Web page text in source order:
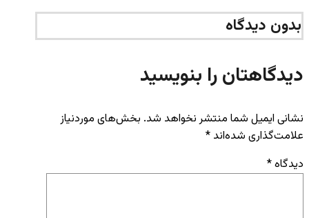
بدون دیدگاه
دیدگاهتان را بنویسید
نشانی ایمیل شما منتشر نخواهد شد. بخش‌های موردنیاز
علامت‌گذاری شده‌اند *
دیدگاه*